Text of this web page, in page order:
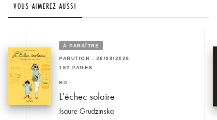
VOUS AIMEREZ AUSSI
À PARAÎTRE
PARUTION : 26/08/2026
192 PAGES
BD
L'échec solaire
Isaure Grudzinska